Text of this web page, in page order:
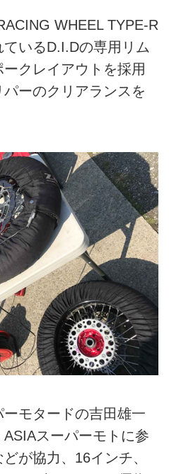
WHEEL TYPE-R
いるD.I.Dの専用リム
クレイアウトを採用
ーのクリアランスを
モタードの吉田雄一
スーパーモトに参
が協力、16インチ、